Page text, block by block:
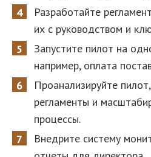
Разработайте
их с руководством и
Запустите пилот на
например, оплата
Проанализируйте
регламенты и
процессы.
Внедрите систему